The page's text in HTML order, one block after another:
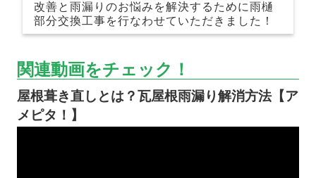
改善と雨漏りのお悩みを解決するために雨樋
部分交換工事を行なわせていただきました！
関連動画をチェック！
屋根葺き直しとは？瓦屋根雨漏り解消方法【ア
メピタ！】